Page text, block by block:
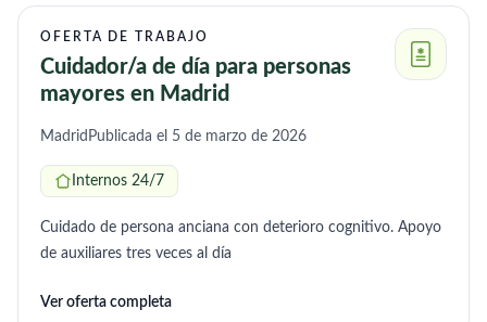
OFERTA DE TRABAJO
Cuidador/a de día para personas
mayores en Madrid
Madrid Publicada el 5 de marzo de 2026
Internos 24/7
Cuidado de persona anciana con deterioro cognitivo. Apoyo
de auxiliares tres veces al día
Ver oferta completa